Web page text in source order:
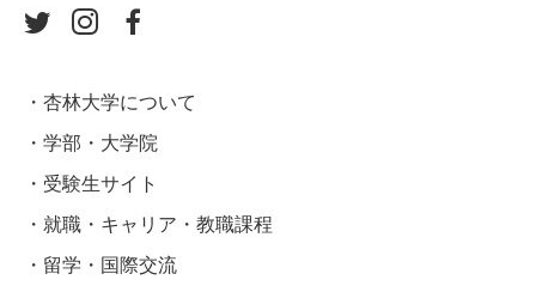
杏林大学について
学部・大学院
受験生サイト
就職・キャリア・教職課程
留学・国際交流